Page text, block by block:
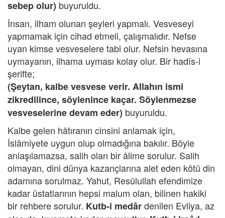
sebep olur) buyuruldu.
İnsan, ilham olunan şeyleri yapmalı. Vesveseyi
yapmamak için cihad etmeli, çalışmalıdır. Nefse
uyan kimse vesveselere tabi olur. Nefsin hevasına
uymayanın, ilhama uyması kolay olur. Bir hadîs-i
şerifte;
(Şeytan, kalbe vesvese verir. Allahın ismi
zikredilince, söylenince kaçar. Söylenmezse
vesveselerine devam eder) buyuruldu.
Kalbe gelen hâtıranın cinsini anlamak için,
İslâmiyete uygun olup olmadığına bakılır. Böyle
anlaşılamazsa, salih olan bir âlime sorulur. Salih
olmayan, dini dünya kazançlarına alet eden kötü din
adamına sorulmaz. Yahut, Resûlullah efendimize
kadar üstatlarının hepsi malum olan, bilinen hakiki
bir rehbere sorulur. Kutb-i medârdenilen Evliya, az